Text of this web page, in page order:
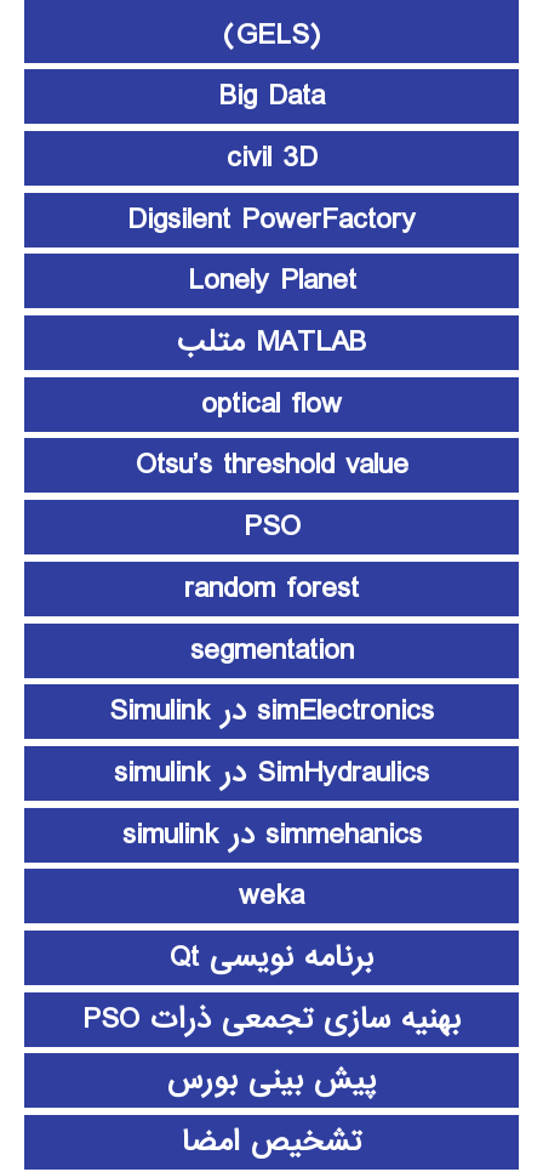
(GELS)
Big Data
civil 3D
Digsilent PowerFactory
Lonely Planet
MATLAB متلب
optical flow
Otsu’s threshold value
PSO
random forest
segmentation
simElectronics در Simulink
SimHydraulics در simulink
simmehanics در simulink
weka
برنامه نویسی Qt
بهنیه سازی تجمعی ذرات PSO
پیش بینی بورس
تشخیص امضا